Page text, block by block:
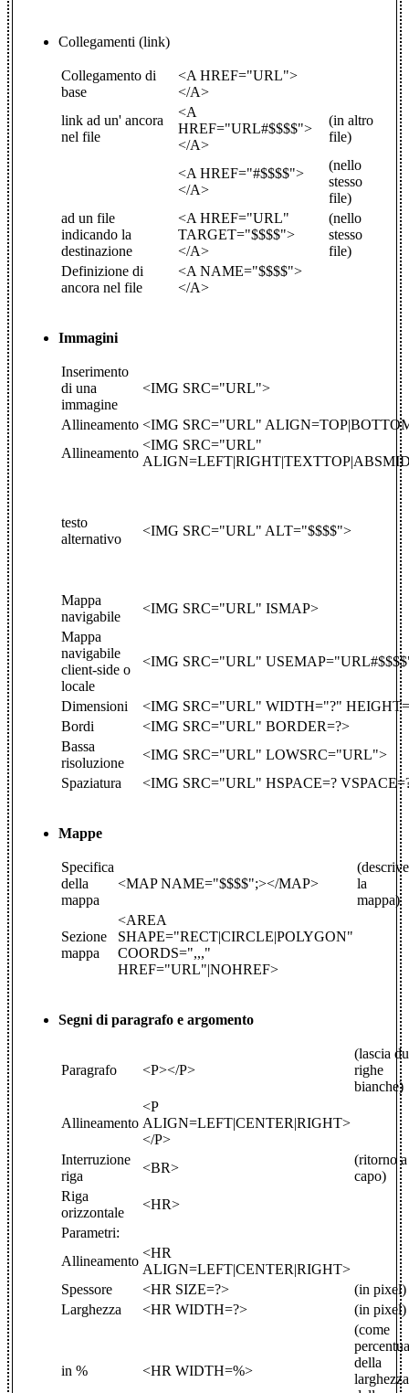
Collegamenti (link)
Collegamento di
base
<A HREF="URL">
</A>
link ad un' ancora
nel file
<A
HREF="URL#$$$$">
</A>
(in altro
file)
<A HREF="#$$$$">
</A>
(nello
stesso
file)
ad un file
indicando la
destinazione
<A HREF="URL"
TARGET="$$$$">
</A>
(nello
stesso
file)
Definizione di
ancora nel file
<A NAME="$$$$">
</A>
Immagini
Inserimento
di una
immagine
<IMG SRC="URL">
Allineamento <IMG SRC="URL"
Allineamento
<IMG SRC="URL"
testo
alternativo
<IMG SRC="URL" ALT="$$$$">
Mappa
navigabile
<IMG SRC="URL" ISMAP>
Mappa
navigabile
client-side o
locale
<IMG SRC="URL"
Dimensioni
<IMG SRC="URL" WIDTH="?"
Bordi
<IMG SRC="URL" BORDER=?>
Bassa
risoluzione
<IMG SRC="URL" LOWSRC="URL">
Spaziatura
<IMG SRC="URL" HSPACE=?
Mappe
Specifica
della
mappa
<MAP NAME="$$$$";></MAP>
(descrive
la
mappa)
Sezione
mappa
<AREA
SHAPE="RECT|CIRCLE|POLYGON"
COORDS=",,,"
HREF="URL"|NOHREF>
Segni di paragrafo e argomento
Paragrafo <P></P>
(lascia
righe
bianche)
Allineamento
<P
ALIGN=LEFT|CENTER|RIGHT>
</P>
Interruzione
riga
<BR>
(ritorno a
capo)
Riga
orizzontale
<HR>
Parametri:
Allineamento
<HR
ALIGN=LEFT|CENTER|RIGHT>
Spessore
<HR SIZE=?>
(in pixel)
Larghezza
<HR WIDTH=?> (in pixel)
in % <HR WIDTH=%>
(come
della
larghezza